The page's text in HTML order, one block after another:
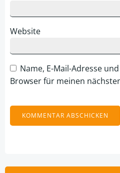
Website
Name, E-Mail-Adresse
Browser für meinen